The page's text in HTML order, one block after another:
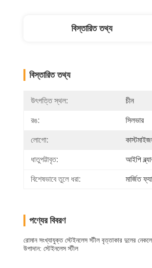
বিস্তারিত তথ্য
বিস্তারিত তথ্য
উৎপত্তি স্থল: চীন
রঙ: সিলভার
লোগো:
ধাতুপট্টাবৃত: আইপি
বিশেষভাবে তুলে ধরা: মার্জিত
পণ্যের বিবরণ
রোমান সংখ্যাযুক্ত স্টেইনলেস স্টীল বৃত্তাকার দুলের
উপাদান: স্টেইনলেস স্টীল